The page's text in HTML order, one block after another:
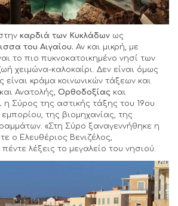
καρδιά των Κυκλάδων ως
του Αιγαίου. Αν και μικρή, με
το πιο πυκνοκατοικημένο νησί των
χειμώνα-καλοκαίρι. Δεν είναι όμως
κράμα κοινωνικών τάξεων και
Ανατολής, Ορθοδοξίας και
η Σύρος της αστικής τάξης του 19ου
της βιομηχανίας, της
«Στη Σύρο ξαναγεννήθηκε η
ο Ελευθέριος Βενιζέλος,
λέξεις το μεγαλείο του νησιού.